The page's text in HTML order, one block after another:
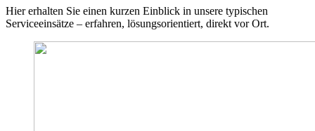
Hier erhalten Sie einen kurzen Einblick in unsere typischen
Serviceeinsätze – erfahren, lösungsorientiert, direkt vor Ort.